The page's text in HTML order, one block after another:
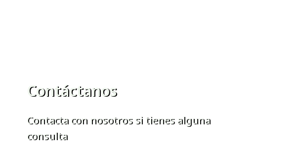
Contáctanos
Contacta con nosotros si tienes alguna
consulta